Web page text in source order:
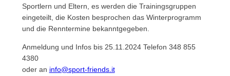
Sportlern und Eltern, es werden die Trainingsgruppen
eingeteilt, die Kosten besprochen das Winterprogramm
und die Renntermine bekanntgegeben.
Anmeldung und Infos bis 25.11.2024 Telefon 348 855
4380
oder an info@sport-friends.it